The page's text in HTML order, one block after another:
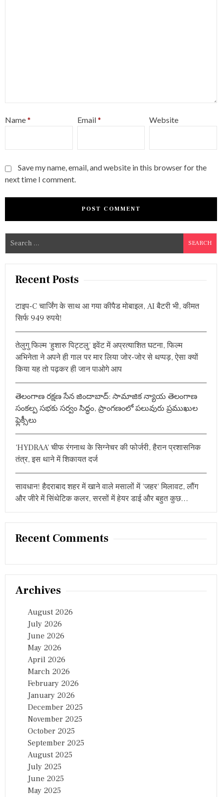
Name* Email* Website
Save my name, email, and website in this browser for the
next time I comment.
e
a
Recent Posts
टाइप-C चार्जिंग के साथ आ गया कीपैड मोबाइल, AI बैटरी भी, कीमत
सिर्फ 949 रुपये!
तेलुगु फिल्म ‘हुशारु पिट्टलु’ इवेंट में अप्रत्याशित घटना, फिल्म
अभिनेता ने अपने ही गाल पर मार लिया जोर-जोर से थप्पड़, ऐसा क्यों
किया यह तो पढ़कर ही जान पाओगे आप
తెలంగాణ రక్షణ సేన జిందాబాద్: సామాజిక న్యాయ తెలంగాణ
సంకల్ప సభకు సర్వం సిద్ధం, ప్రాంగణంలో పలువురు ప్రముఖుల
ఫ్లెక్సీలు
‘HYDRAA’ चीफ रंगनाथ के सिग्नेचर की फोर्जरी, हैरान प्रशासनिक
तंत्र, इस थाने में शिकायत दर्ज
सावधान! हैदराबाद शहर में खाने वाले मसालों में ‘जहर’ मिलावट, लौंग
और जीरे में सिंथेटिक कलर, सरसों में हेयर डाई और बहुत कुछ…
Recent Comments
Archives
August 2026
July 2026
June 2026
May 2026
April 2026
March 2026
February 2026
January 2026
December 2025
November 2025
October 2025
September 2025
August 2025
July 2025
June 2025
May 2025